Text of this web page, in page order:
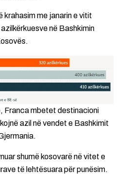
krahasim me janarin e vitit
në Bashkimin
Franca mbetet destinacioni
azil në vendet e Bashkimit
shumë kosovarë në vitet e
të lehtësuara për punësim.